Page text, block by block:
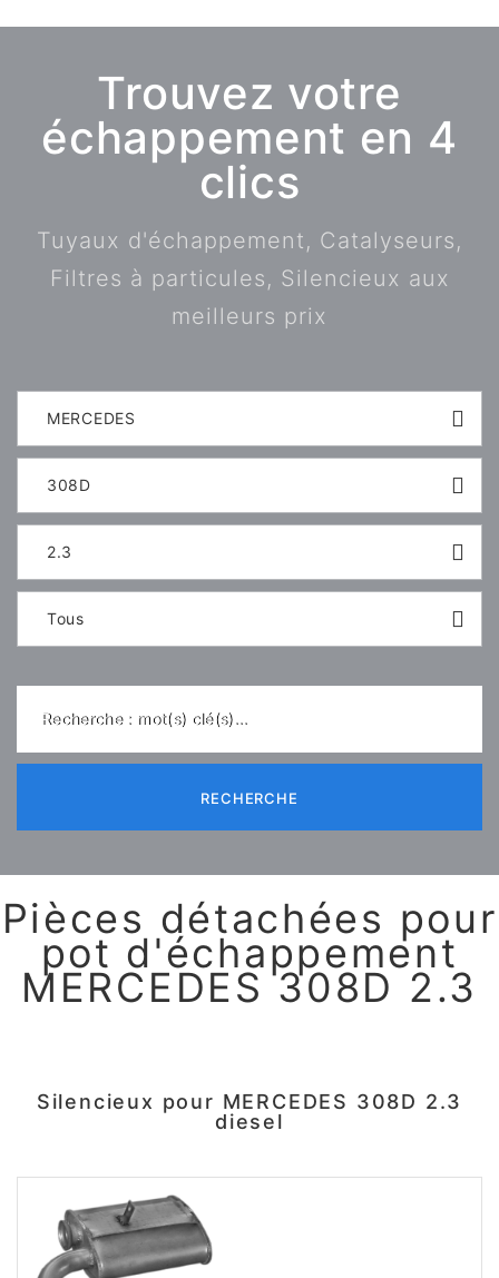
Trouvez votre
échappement en 4
clics
Tuyaux d'échappement, Catalyseurs,
Filtres à particules, Silencieux aux
meilleurs prix
MERCEDES
308D
2.3
Tous
Recherche : mot(s) clé(s)...
RECHERCHE
Pièces détachées pour
pot d'échappement
MERCEDES 308D 2.3
Silencieux pour MERCEDES 308D 2.3
diesel